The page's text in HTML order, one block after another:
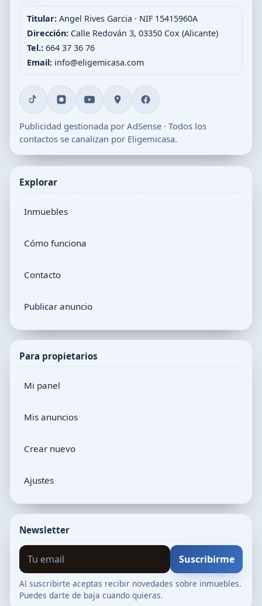
Titular: Angel Rives Garcia · NIF 15415960A
Dirección: Calle Redován 3, 03350 Cox (Alicante)
Tel.: 664 37 36 76
Email: info@eligemicasa.com
Publicidad gestionada por AdSense · Todos los
contactos se canalizan por Eligemicasa.
Explorar
Inmuebles
Cómo funciona
Contacto
Publicar anuncio
Para propietarios
Mi panel
Mis anuncios
Crear nuevo
Ajustes
Newsletter
Suscribirme
Al suscribirte aceptas recibir novedades sobre inmuebles.
Puedes darte de baja cuando quieras.